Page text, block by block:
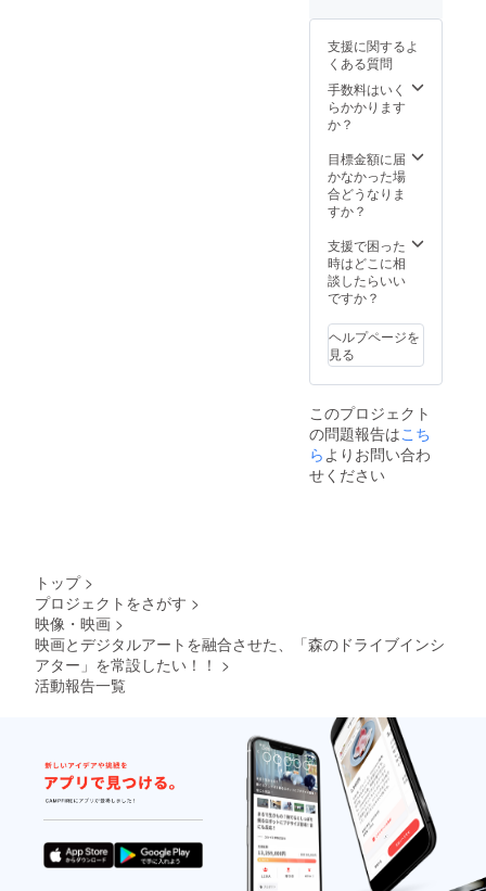
者より
感謝の
メッ
セージ
をお送
りいた
公式HP
にお名
前を掲
お名前
を掲載
させて
いただ
す。 ※
からの
メール
に記入
がない
場合は
掲載不
要とさ
掲載 ※
リーン
にお名
前がな
がれま
す。 ※
支援
時、必
ず備考
欄にご
希望の
映像に
掲載 ※
上映前
に巨大
スク
リーン
がれま
す。 ※
こちら
に記入
がない
場合は
掲載不
せてい
ただき
ます。
★全リ
「上乗
せ支
援」が
可能で
掲載 ※
上映前
に巨大
スク
リーン
にお名
す。 ※
こちら
からの
がない
場合は
掲載不
要とさ
ただき
ます。
★全リ
ターン
せ支
援」が
可能で
す。
公式HP
前を掲
載 ※ 公
式HPに
お名前
を掲載
いただ
きま
す。 ※
支援
ず備考
欄にご
希望の
お名前
入くだ
さい。
※ 掲載
不要の
リター
ン返信
メール
でお知
らせく
掲載 ※
上映前
にお名
前がな
がれま
す。 ※
こちら
からの
メール
に記入
がない
場合は
感謝の
セージ
をお送
りいた
しま
す。 ■
にお名
前を掲
載 ※ 公
式HPに
を掲載
させて
いただ
きま
支援
時、必
ず備考
欄にご
お名前
をご記
入くだ
さい。
※ 掲載
い。 ■
上映前
ジット
映像に
掲載 ※
上映前
に巨大
スク
リーン
にお名
前がな
がれま
ンサー
載 公式
ホーム
ページ
にスポ
ンサー
クタグ
を貼り
付けま
す。 ■
ケット
３回分
＆ポッ
プコー
飲み物
ご提供
※１車輛
4名様ま
用いた
だける
シア
ターチ
ケット
ご利用
も可能
いる人
数分の
ポップ
コーン
とお飲
み物
（ソフ
トドリ
ンク）
をご提
にスポ
タグ掲
載 公式
ホーム
ページ
にスポ
でリン
クタグ
を貼り
付けま
上映チ
ケット
３回分
＆ポッ
ンとお
飲み物
ご提供
※１車輛
でご利
用いた
だける
シア
ターチ
両での
ご利用
乗って
いる人
数分の
ポップ
コーン
とお飲
み物
（ソフ
トドリ
ンク）
から３
度。 ※
ランハ
ンシャ
HP →
http://ru
hun.co.j
p ■上映
前３０
秒程度
映 ※
上映前
にCM広
告を放
す。 ■
公式
ホーム
ページ
ンサー
タグ掲
載 ※公
式ホー
ムペー
上映チ
ケット
ンとお
飲み物
ご提供
※１車輛
4名様ま
でご利
用いた
だける
シア
ターチ
支援に関するよ
くある質問
手数料はいく
らかかります
か？
目標金額に届
かなかった場
合どうなりま
すか？
支援で困った
時はどこに相
談したらいい
ですか？
ヘルプページを
見る
このプロジェクト
の問題報告はこち
ら よりお問い合わ
せください
トップ >
プロジェクトをさがす >
映像・映画 >
映画とデジタルアートを融合させた、「森のドライブインシ
アター」を常設したい！！ >
活動報告一覧